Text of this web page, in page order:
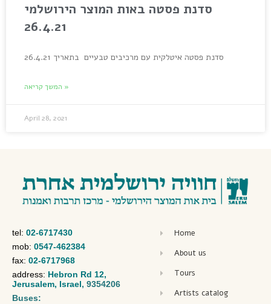
סדנת פסטה באות המוצר הירושלמי
26.4.21
סדנת פסטה איטלקית עם מרכיבים טבעיים בתאריך 26.4.21
המשך קריאה »
April 28, 2021
tel: 02-6717430
mob: 0547-462384
fax: 02-6717968
address: Hebron Rd 12,
Jerusalem, Israel, 9354206
Buses:
Home
About us
Tours
Artists catalog